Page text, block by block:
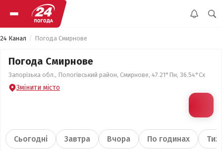
24 Канал Погода Смирнове
Погода Смирнове
Запорізька обл., Пологівський район, Смирнове, 47.21°Пн, 36.54°Сх
Змінити місто
Сьогодні Завтра Вчора По годинах